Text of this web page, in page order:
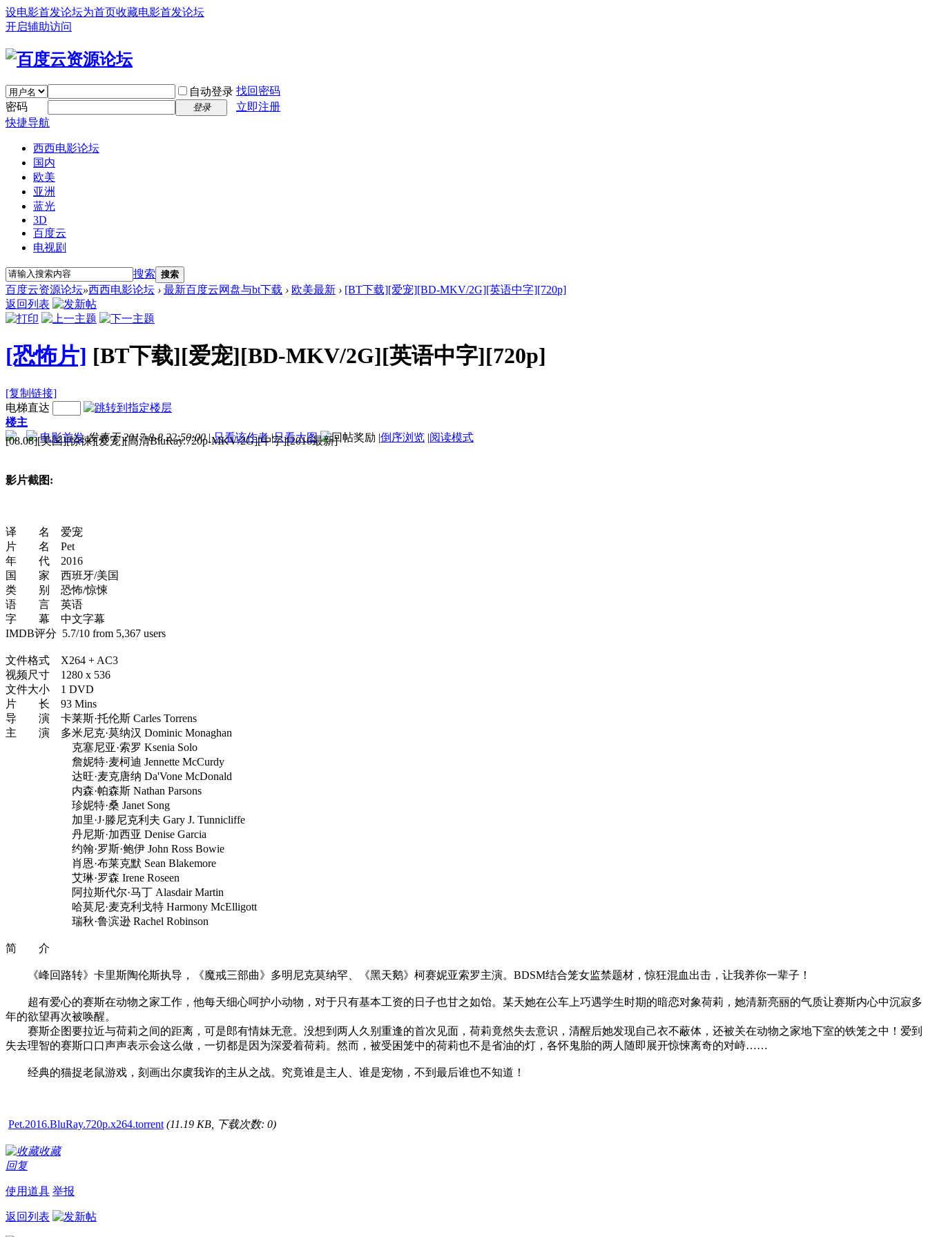
设电影首发论坛为首页收藏电影首发论坛
开启辅助访问
自动登录 找回密码
密码
登录
立即注册
快捷导航
西西电影论坛
国内
欧美
亚洲
蓝光
3D
百度云
电视剧
搜索 搜索
百度云资源论坛»西西电影论坛 › 最新百度云网盘与bt下载 › 欧美最新 › [BT下载][爱宠][BD-MKV/2G][英语中字][720p]
返回列表
[恐怖片] [BT下载][爱宠][BD-MKV/2G][英语中字][720p]
[复制链接]
电梯直达
楼主
电影首发 发表于 2017-8-8 22:50:00 | 只看该作者 |只看大图 |倒序浏览 |阅读模式
[08.08][美国][惊悚][爱宠][高清BluRay.720p-MKV/2G][中字][2016最新]
影片截图:
译 名 爱宠
片 名 Pet
年 代 2016
国 家 西班牙/美国
类 别 恐怖/惊悚
语 言 英语
字 幕 中文字幕
IMDB评分 5.7/10 from 5,367 users
文件格式 X264 + AC3
视频尺寸 1280 x 536
文件大小 1 DVD
片 长 93 Mins
导 演 卡莱斯·托伦斯 Carles Torrens
主 演 多米尼克·莫纳汉 Dominic Monaghan
克塞尼亚·索罗 Ksenia Solo
詹妮特·麦柯迪 Jennette McCurdy
达旺·麦克唐纳 Da'Vone McDonald
内森·帕森斯 Nathan Parsons
珍妮特·桑 Janet Song
加里·J·滕尼克利夫 Gary J. Tunnicliffe
丹尼斯·加西亚 Denise Garcia
约翰·罗斯·鲍伊 John Ross Bowie
肖恩·布莱克默 Sean Blakemore
艾琳·罗森 Irene Roseen
阿拉斯代尔·马丁 Alasdair Martin
哈莫尼·麦克利戈特 Harmony McElligott
瑞秋·鲁滨逊 Rachel Robinson
简 介
《峰回路转》卡里斯陶伦斯执导，《魔戒三部曲》多明尼克莫纳罕、《黑天鹅》柯赛妮亚索罗主演。BDSM结合笼女监禁题材，惊狂混血出击，让我养你一辈子！
超有爱心的赛斯在动物之家工作，他每天细心呵护小动物，对于只有基本工资的日子也甘之如饴。某天她在公车上巧遇学生时期的暗恋对象荷莉，她清新亮丽的气质让赛斯内心中沉寂多
年的欲望再次被唤醒。
赛斯企图要拉近与荷莉之间的距离，可是郎有情妹无意。没想到两人久别重逢的首次见面，荷莉竟然失去意识，清醒后她发现自己衣不蔽体，还被关在动物之家地下室的铁笼之中！爱到
失去理智的赛斯口口声声表示会这么做，一切都是因为深爱着荷莉。然而，被受困笼中的荷莉也不是省油的灯，各怀鬼胎的两人随即展开惊悚离奇的对峙……
经典的猫捉老鼠游戏，刻画出尔虞我诈的主从之战。究竟谁是主人、谁是宠物，不到最后谁也不知道！
Pet.2016.BluRay.720p.x264.torrent (11.19 KB, 下载次数: 0)
收藏
回复
使用道具 举报
返回列表